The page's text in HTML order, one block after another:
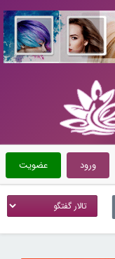
عضویت ورود